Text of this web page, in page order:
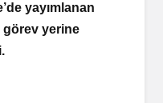
yayımlanan
görev yerine